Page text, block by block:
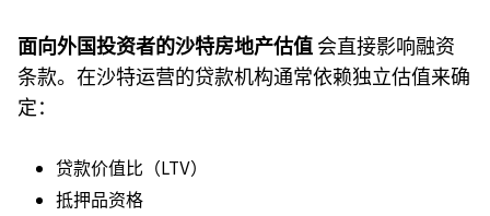
面向外国投资者的沙特房地产估值会直接影响融资
条款。在沙特运营的贷款机构通常依赖独立估值来确
定：
贷款价值比（LTV）
抵押品资格